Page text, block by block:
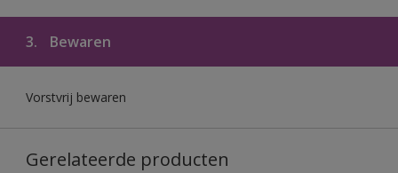
3. Bewaren
Vorstvrij bewaren
Gerelateerde producten